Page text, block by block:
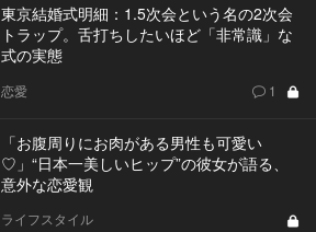
東京結婚式明細：1.5次会という名の2次会
トラップ。舌打ちしたいほど「非常識」な
式の実態
恋愛 1
「お腹周りにお肉がある男性も可愛い
♡」“日本一美しいヒップ”の彼女が語る、
意外な恋愛観
ライフスタイル